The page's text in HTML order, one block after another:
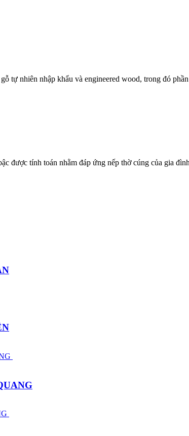
tự nhiên nhập khẩu và engineered wood, trong đó
được tính toán nhằm đáp ứng nếp thờ cúng của gia